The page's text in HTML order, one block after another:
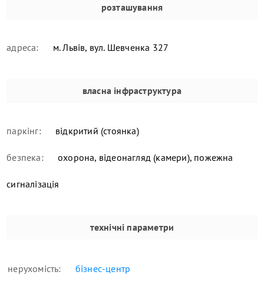
розташування
адреса: м. Львів, вул. Шевченка 327
власна інфраструктура
паркінг: відкритий (стоянка)
безпека: охорона, відеонагляд (камери), пожежна
сигналізація
технічні параметри
нерухомість: бізнес-центр